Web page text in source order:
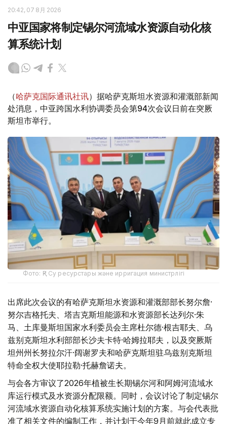
20:42, 07 8月 2026
中亚国家将制定锡尔河流域水资源自动化核
算系统计划
（哈萨克国际通讯社讯）据哈萨克斯坦水资源和灌溉部新闻
处消息，中亚跨国水利协调委员会第94次会议日前在突厥
斯坦市举行。
Фото: ҚР Су ресурстары және ирригация министрлігі
出席此次会议的有哈萨克斯坦水资源和灌溉部部长努尔詹·
努尔吉格托夫、塔吉克斯坦能源和水资源部长达列尔·朱
马、土库曼斯坦国家水利委员会主席杜尔德·根吉耶夫、乌
兹别克斯坦水利部部长沙夫卡特·哈姆拉耶夫，以及突厥斯
坦州州长努拉尔汗·阔谢罗夫和哈萨克斯坦驻乌兹别克斯坦
特命全权大使耶拉勒·托赫詹诺夫。
与会各方审议了2026年植被生长期锡尔河和阿姆河流域水
库运行模式及水资源分配限额。同时，会议讨论了制定锡尔
河流域水资源自动化核算系统实施计划的方案。与会代表批
准了相关文件的编制工作，并计划于今年9月前就此成立专